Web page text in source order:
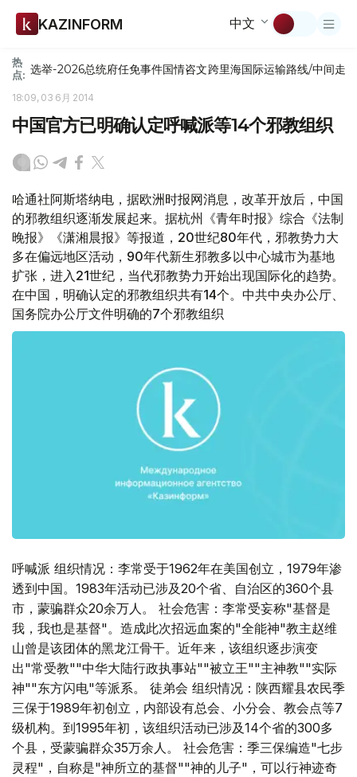
KAZINFORM 中文
热
点: 选举-2026总统府任免事件国情咨文跨里海国际运输路线/中间走廊
18:09, 03 6月 2014
中国官方已明确认定呼喊派等14个邪教组织
哈通社阿斯塔纳电，据欧洲时报网消息，改革开放后，中国
的邪教组织逐渐发展起来。据杭州《青年时报》综合《法制
晚报》《潇湘晨报》等报道，20世纪80年代，邪教势力大
多在偏远地区活动，90年代新生邪教多以中心城市为基地
扩张，进入21世纪，当代邪教势力开始出现国际化的趋势。
在中国，明确认定的邪教组织共有14个。中共中央办公厅、
国务院办公厅文件明确的7个邪教组织
呼喊派 组织情况：李常受于1962年在美国创立，1979年渗
透到中国。1983年活动已涉及20个省、自治区的360个县
市，蒙骗群众20余万人。 社会危害：李常受妄称"基督是
我，我也是基督"。造成此次招远血案的"全能神"教主赵维
山曾是该团体的黑龙江骨干。近年来，该组织逐步演变
出"常受教""中华大陆行政执事站""被立王""主神教""实际
神""东方闪电"等派系。 徒弟会 组织情况：陕西耀县农民季
三保于1989年初创立，内部设有总会、小分会、教会点等7
级机构。到1995年初，该组织活动已涉及14个省的300多
个县，受蒙骗群众35万余人。 社会危害：季三保编造"七步
灵程"，自称是"神所立的基督""神的儿子"，可以行神迹奇